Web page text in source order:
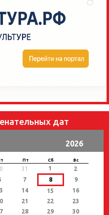
дат
2026
Пт Сб Вс
31 1
2
7 8
9
14 15
16
21 22
23
28 29
30